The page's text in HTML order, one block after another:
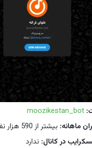
moozikestan_bot
ماهانه: بیشتر از 590 هزار نفر
در کانال: ندارد